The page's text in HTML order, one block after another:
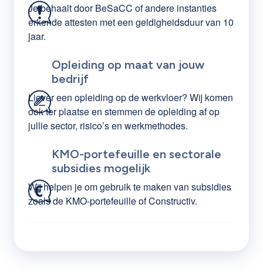
Je behaalt door BeSaCC of andere instanties
erkende attesten met een geldigheidsduur van 10
jaar.
Opleiding op maat van jouw
bedrijf
Liever een opleiding op de werkvloer? Wij komen
ook ter plaatse en stemmen de opleiding af op
jullie sector, risico’s en werkmethodes.
KMO-portefeuille en sectorale
subsidies mogelijk
Wij helpen je om gebruik te maken van subsidies
zoals de KMO-portefeuille of Constructiv.